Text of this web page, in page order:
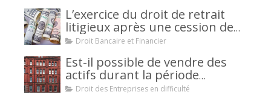
L’exercice du droit de retrait
litigieux après une cession de
créance : un mécanisme
la caution.
Droit Bancaire et Financier
Est-il possible de vendre des
actifs durant la période
d’observation d’un
Droit des Entreprises en difficulté